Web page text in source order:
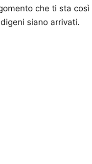
che ti sta così
siano arrivati.